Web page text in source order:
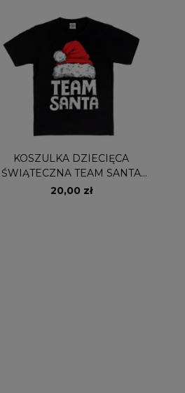
KOSZULKA DZIECIĘCA
ŚWIĄTECZNA TEAM SANTA
CZAPKA
20,00 zł